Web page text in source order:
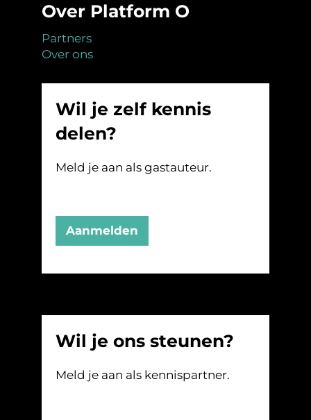
Over Platform O
Partners
Over ons
Wil je zelf kennis
delen?
Meld je aan als gastauteur.
Aanmelden
Wil je ons steunen?
Meld je aan als kennispartner.